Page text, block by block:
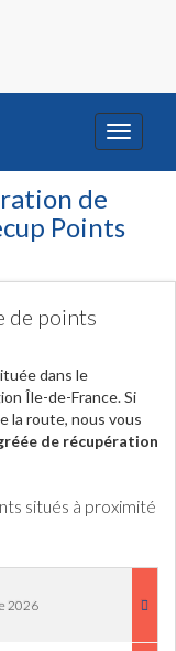
Toggle
de
Points
de points
dans le
Île-de-France. Si
la route, nous vous
de récupération
situés à proximité
2026